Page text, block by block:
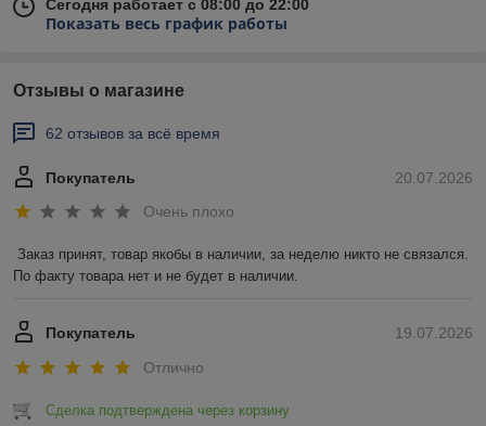
Сегодня работает с 08:00 до 22:00
Показать весь график работы
Отзывы о магазине
62 отзывов за всё время
20.07.2026
Покупатель
Очень плохо
Заказ принят, товар якобы в наличии, за неделю никто не связался.
По факту товара нет и не будет в наличии.
19.07.2026
Покупатель
Отлично
Сделка подтверждена через корзину